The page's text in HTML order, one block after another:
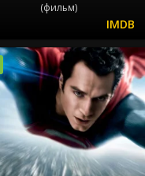
(фильм)